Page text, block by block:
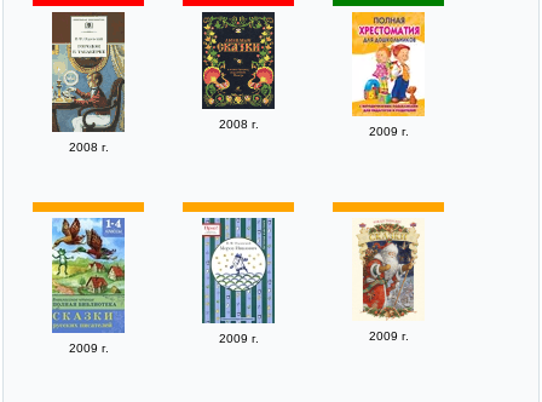
2008 г.
2008 г.
2009 г.
2009 г.
2009 г. 2009 г.